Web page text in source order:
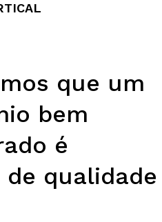
que um
bem
é
qualidade